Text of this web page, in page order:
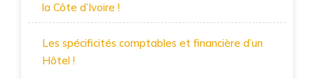
la Côte d’Ivoire !
Les spécificités comptables et financière d’un
Hôtel !